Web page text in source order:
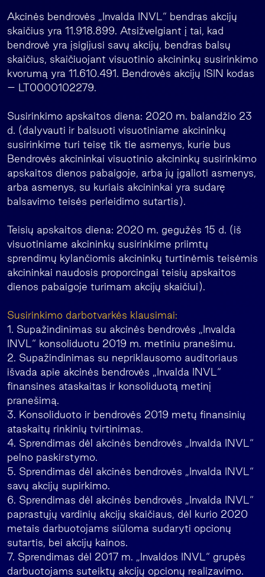
Akcinės bendrovės „Invalda INVL“ bendras akcijų
skaičius yra 11.918.899. Atsižvelgiant į tai, kad
bendrovė yra įsigijusi savų akcijų, bendras balsų
skaičius, skaičiuojant visuotinio akcininkų susirinkimo
kvorumą yra 11.610.491. Bendrovės akcijų ISIN kodas
– LT0000102279.
Susirinkimo apskaitos diena: 2020 m. balandžio 23
d. (dalyvauti ir balsuoti visuotiniame akcininkų
susirinkime turi teisę tik tie asmenys, kurie bus
Bendrovės akcininkai visuotinio akcininkų susirinkimo
apskaitos dienos pabaigoje, arba jų įgalioti asmenys,
arba asmenys, su kuriais akcininkai yra sudarę
balsavimo teisės perleidimo sutartis).
Teisių apskaitos diena: 2020 m. gegužės 15 d. (iš
visuotiniame akcininkų susirinkime priimtų
sprendimų kylančiomis akcininkų turtinėmis teisėmis
akcininkai naudosis proporcingai teisių apskaitos
dienos pabaigoje turimam akcijų skaičiui).
Susirinkimo darbotvarkės klausimai:
1. Supažindinimas su akcinės bendrovės „Invalda
INVL“ konsoliduotu 2019 m. metiniu pranešimu.
2. Supažindinimas su nepriklausomo auditoriaus
išvada apie akcinės bendrovės „Invalda INVL“
finansines ataskaitas ir konsoliduotą metinį
pranešimą.
3. Konsoliduoto ir bendrovės 2019 metų finansinių
ataskaitų rinkinių tvirtinimas.
4. Sprendimas dėl akcinės bendrovės „Invalda INVL“
pelno paskirstymo.
5. Sprendimas dėl akcinės bendrovės „Invalda INVL“
savų akcijų supirkimo.
6. Sprendimas dėl akcinės bendrovės „Invalda INVL“
paprastųjų vardinių akcijų skaičiaus, dėl kurio 2020
metais darbuotojams siūloma sudaryti opcionų
sutartis, bei akcijų kainos.
7. Sprendimas dėl 2017 m. „Invaldos INVL“ grupės
darbuotojams suteiktų akcijų opcionų realizavimo.